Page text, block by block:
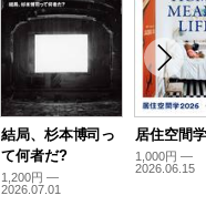
結局、杉本博司っ
て何者だ?
1,200円 —
2026.07.01
居住空間
1,000円 —
2026.06.15